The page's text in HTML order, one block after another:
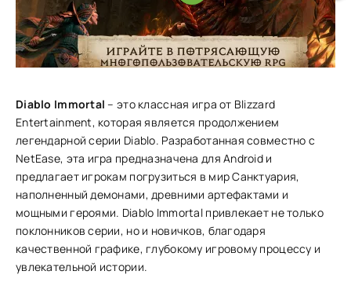
Diablo Immortal – это классная игра от Blizzard
Entertainment, которая является продолжением
легендарной серии Diablo. Разработанная совместно с
NetEase, эта игра предназначена для Android и
предлагает игрокам погрузиться в мир Санктуария,
наполненный демонами, древними артефактами и
мощными героями. Diablo Immortal привлекает не только
поклонников серии, но и новичков, благодаря
качественной графике, глубокому игровому процессу и
увлекательной истории.